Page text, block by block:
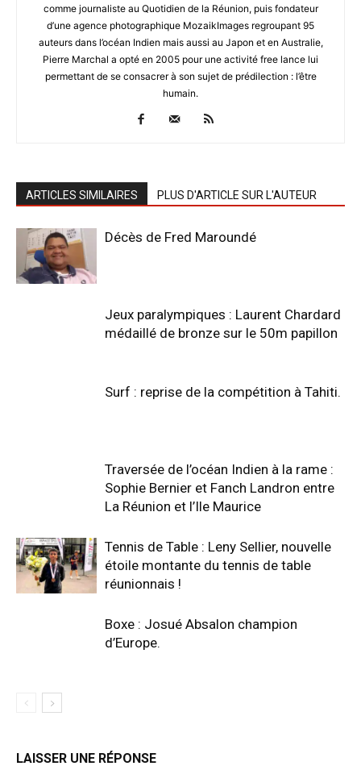
comme journaliste au Quotidien de la Réunion, puis fondateur
d’une agence photographique MozaikImages regroupant 95
auteurs dans l’océan Indien mais aussi au Japon et en Australie,
Pierre Marchal a opté en 2005 pour une activité free lance lui
permettant de se consacrer à son sujet de prédilection : l’être
humain.
ARTICLES SIMILAIRES PLUS D'ARTICLE SUR L'AUTEUR
Décès de Fred Maroundé
Jeux paralympiques : Laurent Chardard
médaillé de bronze sur le 50m papillon
Surf : reprise de la compétition à Tahiti.
Traversée de l’océan Indien à la rame :
Sophie Bernier et Fanch Landron entre
La Réunion et l’Ile Maurice
Tennis de Table : Leny Sellier, nouvelle
étoile montante du tennis de table
réunionnais !
Boxe : Josué Absalon champion
d’Europe.
LAISSER UNE RÉPONSE